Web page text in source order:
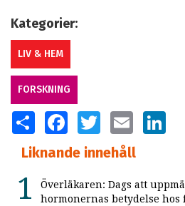
Kategorier:
LIV & HEM
FORSKNING
SHARE FACEBOOKTWITTER EMAIL
Liknande innehåll
Överläkaren: Dags att
hormonernas betydelse